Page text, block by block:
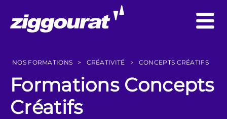
NOS FORMATIONS > CRÉATIVITÉ > CONCEPTS CRÉATIFS
Formations Concepts
Créatifs